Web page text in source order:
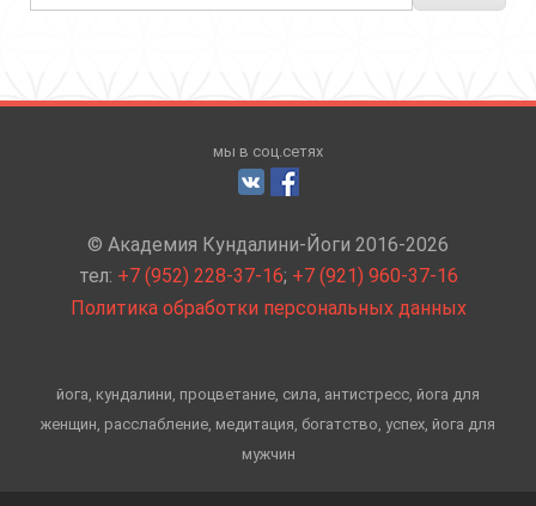
мы в соц.сетях
© Академия Кундалини-Йоги 2016-2026
тел: +7 (952) 228-37-16; +7 (921) 960-37-16
Политика обработки персональных данных
йога, кундалини, процветание, сила, антистресс, йога для
женщин, расслабление, медитация, богатство, успех, йога для
мужчин